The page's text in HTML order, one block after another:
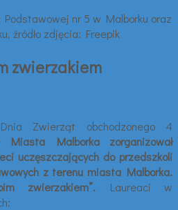
zwierzakiem
Zwierząt obchodzonego 4
Miasta Malborka zorganizował
uczęszczających do przedszkoli
z terenu miasta Malborka.
zwierzakiem”.Laureaci w